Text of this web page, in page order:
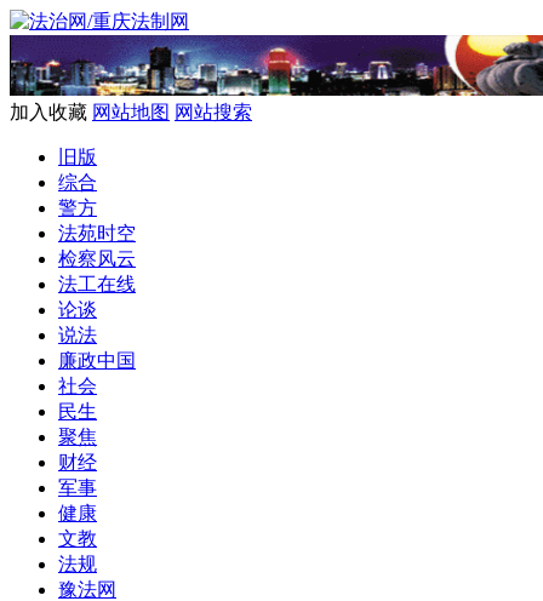
加入收藏 网站地图 网站搜索
旧版
综合
警方
法苑时空
检察风云
法工在线
论谈
说法
廉政中国
社会
民生
聚焦
财经
军事
健康
文教
法规
豫法网